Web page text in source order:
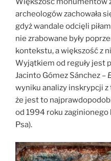
archeologów zachowała
gdyż wandale odcięli
nie zrabowane były
kontekstu, a większość z
Wyjątkiem od reguły jest
Jacinto Gómez Sánchez –
wyniku analizy inskrypcji
że jest to
od 1994 roku zaginionego
Psa).